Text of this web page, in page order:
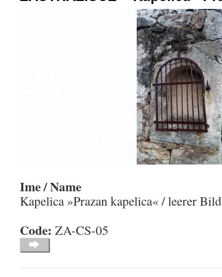
Ime / Name
Kapelica »Prazan kapelica« / leerer
Code: ZA-CS-